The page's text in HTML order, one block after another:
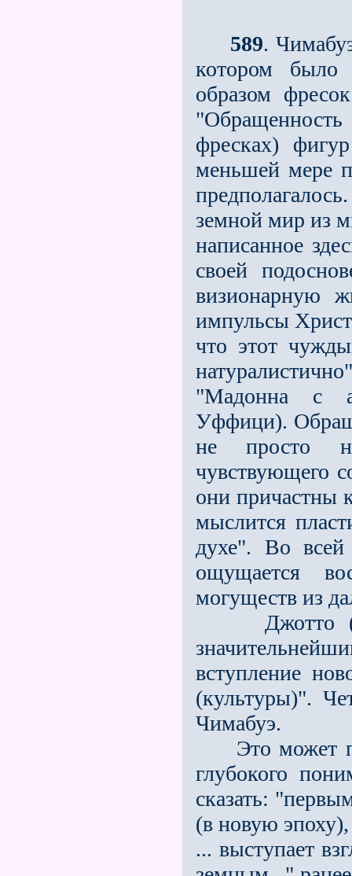
589.
котором было
образом
"Обращенность
фресках)
меньшей мере
земной мир из
написанное
своей
визионарную
импульсы
что этот
"Мадонна с
Уффици).
не просто
чувствующего
они причастны
мыслится
духе". Во
ощущается
могуществ из
Джотто
вступление
(культуры)".
Чимабуэ.
Это может
глубокого
сказать:
(в новую
... выступает